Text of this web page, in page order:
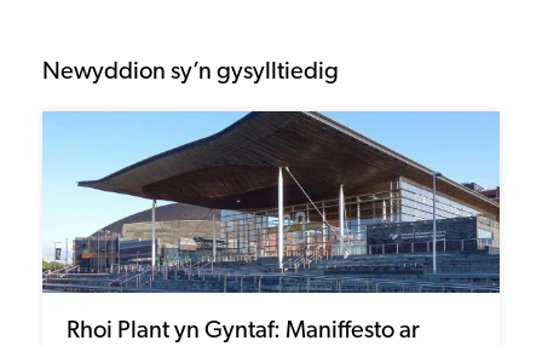
Newyddion sy’n gysylltiedig
Rhoi Plant yn Gyntaf: Maniffesto ar